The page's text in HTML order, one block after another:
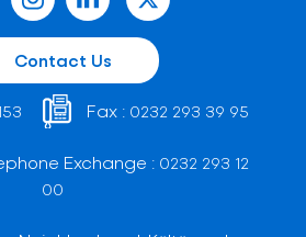
Contact Us
Fax : 0232 293 39 95
Exchange : 0232 293 12
00